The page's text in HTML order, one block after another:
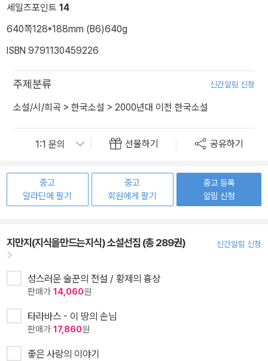
세일즈포인트 14
640쪽128*188mm (B6)640g
ISBN 9791130459226
주제분류 신간알림 신청
소설/시/희곡 > 한국소설 > 2000년대 이전 한국소설
선물하기 공유하기
중고
알라딘에 팔기
중고
회원에게 팔기
중고 등록
알림 신청
지만지(지식을만드는지식) 소설선집 (총 289권) 신간알림 신청
성스러운 술꾼의 전설 / 황제의 흉상
판매가 14,060원
타라바스 - 이 땅의 손님
판매가 17,860원
좋은 사랑의 이야기